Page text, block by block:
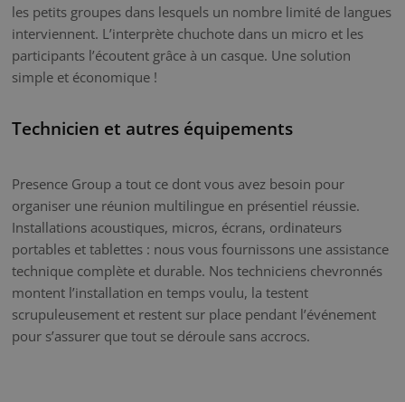
les petits groupes dans lesquels un nombre limité de langues
interviennent. L’interprète chuchote dans un micro et les
participants l’écoutent grâce à un casque. Une solution
simple et économique !
Technicien et autres équipements
Presence Group a tout ce dont vous avez besoin pour
organiser une réunion multilingue en présentiel réussie.
Installations acoustiques, micros, écrans, ordinateurs
portables et tablettes : nous vous fournissons une assistance
technique complète et durable. Nos techniciens chevronnés
montent l’installation en temps voulu, la testent
scrupuleusement et restent sur place pendant l’événement
pour s’assurer que tout se déroule sans accrocs.